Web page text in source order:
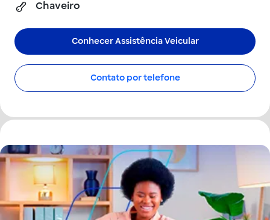
Chaveiro
Conhecer Assistência Veicular
Contato por telefone